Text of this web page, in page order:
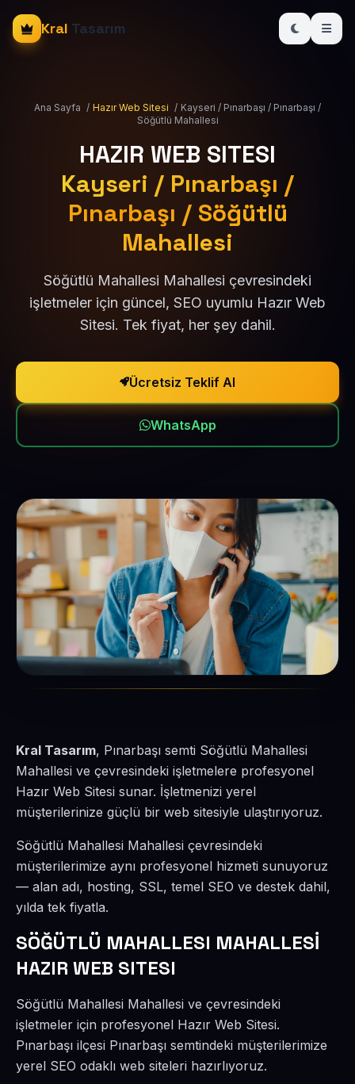
Kral Tasarım
Ana Sayfa / Hazır Web Sitesi / Kayseri / Pınarbaşı / Pınarbaşı /
Söğütlü Mahallesi
HAZIR WEB SITESI
Kayseri / Pınarbaşı /
Pınarbaşı / Söğütlü
Mahallesi
Söğütlü Mahallesi Mahallesi çevresindeki
işletmeler için güncel, SEO uyumlu Hazır Web
Sitesi. Tek fiyat, her şey dahil.
Ücretsiz Teklif Al
WhatsApp
Kral Tasarım, Pınarbaşı semti Söğütlü Mahallesi
Mahallesi ve çevresindeki işletmelere profesyonel
Hazır Web Sitesi sunar. İşletmenizi yerel
müşterilerinize güçlü bir web sitesiyle ulaştırıyoruz.
Söğütlü Mahallesi Mahallesi çevresindeki
müşterilerimize aynı profesyonel hizmeti sunuyoruz
— alan adı, hosting, SSL, temel SEO ve destek dahil,
yılda tek fiyatla.
SÖĞÜTLÜ MAHALLESI MAHALLESİ
HAZIR WEB SITESI
Söğütlü Mahallesi Mahallesi ve çevresindeki
işletmeler için profesyonel Hazır Web Sitesi.
Pınarbaşı ilçesi Pınarbaşı semtindeki müşterilerimize
yerel SEO odaklı web siteleri hazırlıyoruz.